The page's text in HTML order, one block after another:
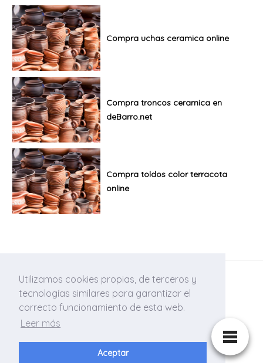
Compra uchas ceramica online
Compra troncos ceramica en
deBarro.net
Compra toldos color terracota
online
Contacto Aviso legal
Política de cookies
Política de privacidad
© 2019 deBarro.net
Utilizamos cookies propias, de terceros y
tecnologías similares para garantizar el
correcto funcionamiento de esta web.
Leer más
Aceptar